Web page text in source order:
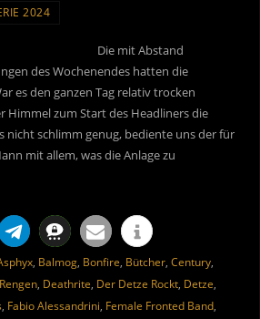
2024
Die mit Abstand
des Wochenendes hatten die
es den ganzen Tag relativ trocken
Himmel zum Start des Headliners die
nicht schlimm genug, bediente uns der für
mit allem, was die Anlage zu
, Balmog, Bonfire, Bütcher, Century,
, Deathrite, Der Detze Rockt, Detze,
, Fabio Alessandrini, Female Fronted Band,